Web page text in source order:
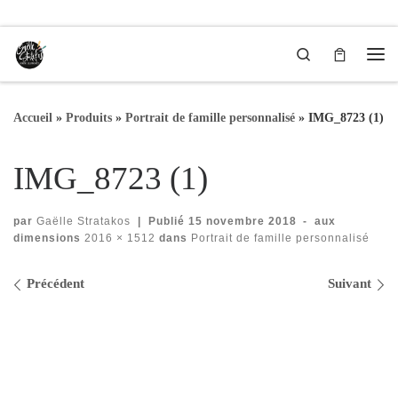
Passer au contenu
Search
Accueil » Produits » Portrait de famille personnalisé » IMG_8723 (1)
IMG_8723 (1)
par Gaëlle Stratakos | Publié 15 novembre 2018 -
aux
dimensions 2016 × 1512 dans Portrait de famille personnalisé
Navigation des images
Précédent Suivant